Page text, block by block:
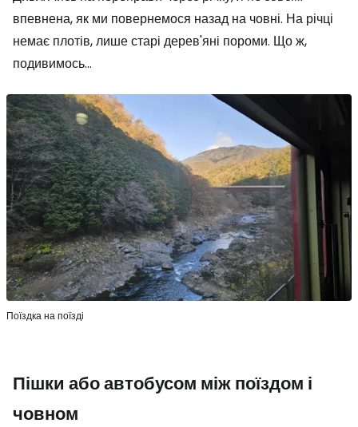
впевнена, як ми повернемося назад на човні. На річці
немає плотів, лише старі дерев'яні пороми. Що ж,
подивимось...
Поїздка на поїзді
Пішки або автобусом між поїздом і
човном